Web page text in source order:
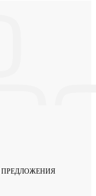
ПРЕДЛОЖЕНИЯ